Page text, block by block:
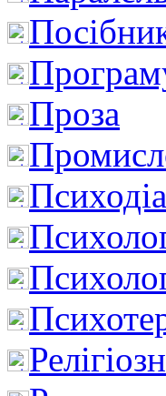
Проза